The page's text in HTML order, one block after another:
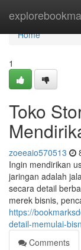
Home
Home
1
Toko
zoeeaio570513
Ingin mendirikan
jaringan adalah
secara detail
merek bisnis,
https://
detail-memulai-
Comments